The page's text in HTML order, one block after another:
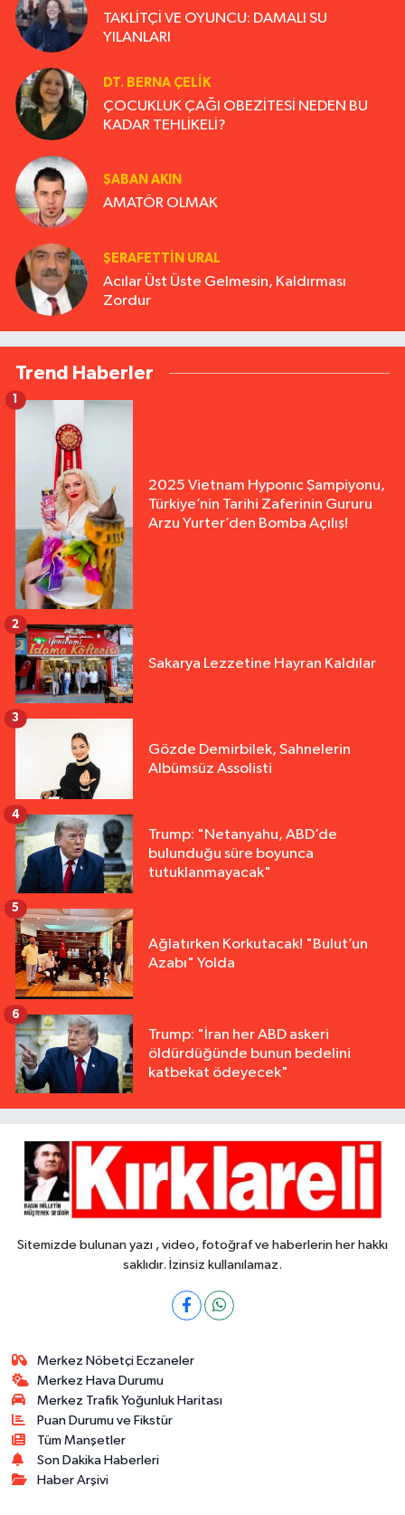
TAKLİTÇİ VE OYUNCU: DAMALI SU
YILANLARI
DT. BERNA ÇELIK
ÇOCUKLUK ÇAĞI OBEZİTESİ NEDEN BU
KADAR TEHLİKELİ?
ŞABAN AKIN
AMATÖR OLMAK
ŞERAFETTIN URAL
Acılar Üst Üste Gelmesin, Kaldırması
Zordur
Trend Haberler
2025 Vietnam Hyponıc Şampiyonu,
Türkiye’nin Tarihi Zaferinin Gururu
Arzu Yurter’den Bomba Açılış!
1
Sakarya Lezzetine Hayran Kaldılar
2
Gözde Demirbilek, Sahnelerin
Albümsüz Assolisti
3
Trump: "Netanyahu, ABD’de
bulunduğu süre boyunca
tutuklanmayacak"
4
Ağlatırken Korkutacak! "Bulut’un
Azabı" Yolda
5
Trump: "İran her ABD askeri
öldürdüğünde bunun bedelini
katbekat ödeyecek"
6
Sitemizde bulunan yazı , video, fotoğraf ve haberlerin her hakkı
saklıdır. İzinsiz kullanılamaz.
Merkez Nöbetçi Eczaneler
Merkez Hava Durumu
Merkez Trafik Yoğunluk Haritası
Puan Durumu ve Fikstür
Tüm Manşetler
Son Dakika Haberleri
Haber Arşivi